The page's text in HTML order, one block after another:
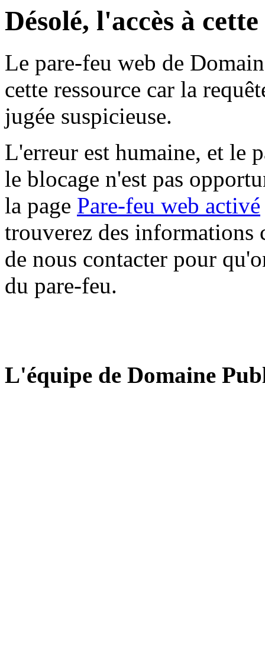
Désolé, l'accès à
Le pare-feu web de
cette ressource car la
jugée suspicieuse.
L'erreur est humaine, et le
le blocage n'est pas
la page Pare-feu web activé
trouverez des informations
de nous contacter pour
du pare-feu.
L'équipe de Domaine